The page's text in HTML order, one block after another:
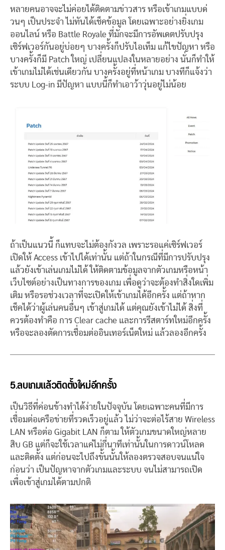
หลายคนอาจจะไม่ค่อยได้ติดตามข่าวสาร หรือเข้าเกมแบบด่
วนๆ เป็นประจำ ไม่ทันได้เช็คข้อมูล โดยเฉพาะอย่างยิ่งเกม
ออนไลน์ หรือ Battle Royale ที่มักจะมีการอัพเดตปรับปรุง
เซิร์ฟเวอร์กันอยู่บ่อยๆ บางครั้งก็ปรับไอเท็ม แก้ไขปัญหา หรือ
บางครั้งก็มี Patch ใหญ่ เปลี่ยนแปลงในหลายอย่าง นั่นก็ทำให้
เข้าเกมไม่ได้เช่นเดียวกัน บางครั้งอยู่ที่หน้าเกม บางทีก็แจ้งว่า
ระบบ Log-in มีปัญหา แบบนี้ก็ทำเอาว้าวุ่นอยู่ไม่น้อย
ถ้าเป็นแนวนี้ ก็แทบจะไม่ต้องกังวล เพราะรอแค่เซิร์ฟเวอร์
เปิดให้ Access เข้าไปได้เท่านั้น แต่ถ้าในกรณีที่มีการปรับปรุง
แล้วยังเข้าเล่นเกมไม่ได้ ให้ติดตามข้อมูลจากตัวเกมหรือหน้า
เว็บไซต์อย่างเป็นทางการของเกม เพื่อดูว่าจะต้องทำสิ่งใดเพิ่ม
เติม หรือรอช่วงเวลาที่จะเปิดให้เข้าเกมได้อีกครั้ง แต่ถ้าหาก
เช็คได้ว่าผู้เล่นคนอื่นๆ เข้าสู่เกมได้ แต่คุณยังเข้าไม่ได้ สิ่งที่
ควรต้องทำคือ การ Clear cache และการรีสตาร์ทใหม่อีกครั้ง
หรือจะลองตัดการเชื่อมต่ออินเทอร์เน็ตใหม่ แล้วลองอีกครั้ง
5.ลบเกมแล้วติดตั้งใหม่อีกครั้ง
เป็นวิธีที่ค่อนข้างทำได้ง่ายในปัจจุบัน โดยเฉพาะคนที่มีการ
เชื่อมต่อเครือข่ายที่รวดเร็วอยู่แล้ว ไม่ว่าจะต่อไร้สาย Wireless
LAN หรือต่อ Gigabit LAN ก็ตาม ให้ตัวเกมขนาดใหญ่หลาย
สิบ GB แต่ก็จะใช้เวลาแค่ไม่กี่นาทีเท่านั้นในการดาวน์โหลด
และติดตั้ง แต่ก่อนจะไปถึงขั้นนั้นให้ลองตรวจสอบจนแน่ใจ
ก่อนว่า เป็นปัญหาจากตัวเกมและระบบ จนไม่สามารถเปิด
เพื่อเข้าสู่เกมได้ตามปกติ